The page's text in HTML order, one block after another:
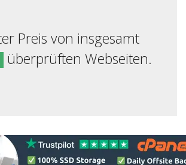
Preis von insgesamt
überprüften Webseiten.